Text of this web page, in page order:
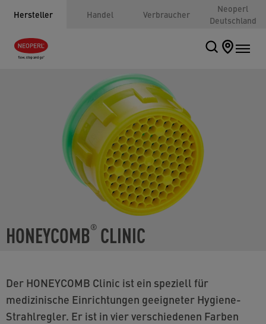
Hersteller Handel Verbraucher
Neoperl
Deutschland
HONEYCOMB® CLINIC
Der HONEYCOMB Clinic ist ein speziell für
medizinische Einrichtungen geeigneter Hygiene-
Strahlregler. Er ist in vier verschiedenen Farben